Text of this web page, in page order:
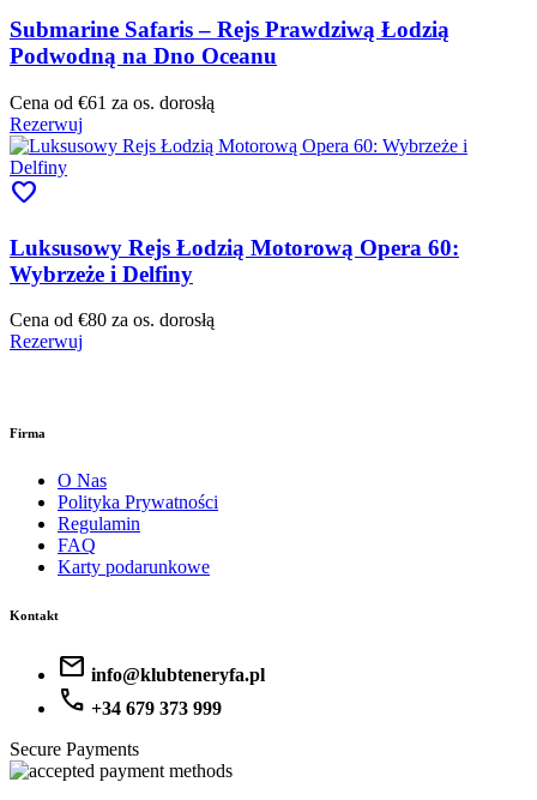
Submarine Safaris – Rejs Prawdziwą Łodzią
Podwodną na Dno Oceanu
Cena od €61 za os. dorosłą
Rezerwuj
favorite
Luksusowy Rejs Łodzią Motorową Opera 60:
Wybrzeże i Delfiny
Cena od €80 za os. dorosłą
Rezerwuj
Firma
O Nas
Polityka Prywatności
Regulamin
FAQ
Karty podarunkowe
Kontakt
mail info@klubteneryfa.pl
call +34 679 373 999
Secure Payments